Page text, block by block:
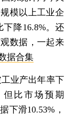
模以上工业企
下降16.8%。还
数据，一起来
据合集
业产出年率下
但比市场预期
下滑10.53%，